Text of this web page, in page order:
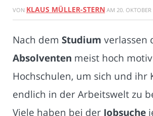
VON KLAUS MÜLLER-STERN AM 20.
Nach dem Studium verlassen
Absolventen meist hoch
Hochschulen, um sich und ihr
endlich in der Arbeitswelt zu
Viele haben bei der Jobsuche